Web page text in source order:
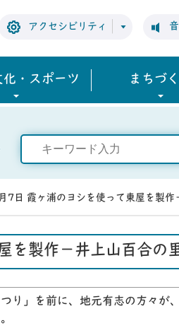
アクセシビリティ
・スポーツ まちづ
7日 霞ヶ浦のヨシを使って東屋を製作
を製作－井上山百合の
つり」を前に、地元有志の方々が